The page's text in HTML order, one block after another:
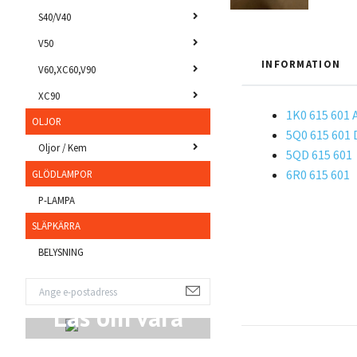
S40/V40
V50
V60,XC60,V90
XC90
OLJOR
Oljor / Kem
GLÖDLAMPOR
P-LAMPA
SLÄPKÄRRA
BELYSNING
Läs om våra
Produkter
INFORMATION
1K0 615 601
5Q0 615 601
5QD 615 601
6R0 615 601